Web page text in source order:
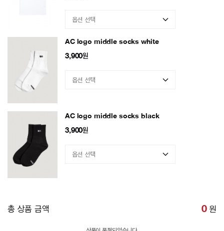
AC logo middle socks white
3,900원
AC logo middle socks black
3,900원
총 상품 금액 0 원